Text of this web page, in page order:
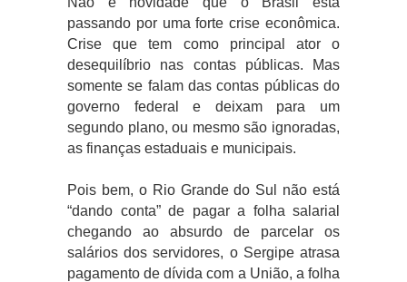
passando por uma forte crise econômica.
Crise que tem como principal ator o
desequilíbrio nas contas públicas. Mas
somente se falam das contas públicas do
governo federal e deixam para um
segundo plano, ou mesmo são ignoradas,
as finanças estaduais e municipais.
Pois bem, o Rio Grande do Sul não está
“dando conta” de pagar a folha salarial
chegando ao absurdo de parcelar os
salários dos servidores, o Sergipe atrasa
pagamento de dívida com a União, a folha